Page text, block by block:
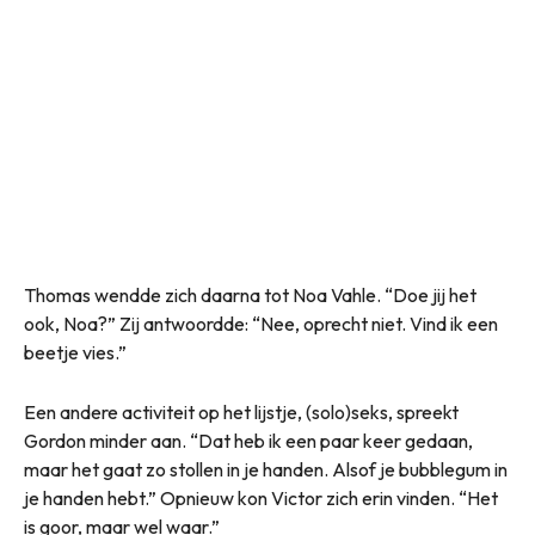
Thomas wendde zich daarna tot Noa Vahle. “Doe jij het
ook, Noa?” Zij antwoordde: “Nee, oprecht niet. Vind ik een
beetje vies.”
Een andere activiteit op het lijstje, (solo)seks, spreekt
Gordon minder aan. “Dat heb ik een paar keer gedaan,
maar het gaat zo stollen in je handen. Alsof je bubblegum in
je handen hebt.” Opnieuw kon Victor zich erin vinden. “Het
is goor, maar wel waar.”